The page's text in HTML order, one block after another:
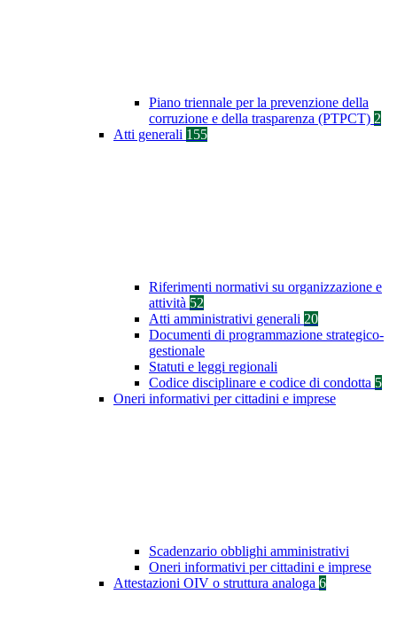
Piano triennale per la prevenzione della
corruzione e della trasparenza (PTPCT) 2
Atti generali 155
Riferimenti normativi su organizzazione e
attività 52
Atti amministrativi generali 20
Documenti di programmazione strategico-
gestionale
Statuti e leggi regionali
Codice disciplinare e codice di condotta 5
Oneri informativi per cittadini e imprese
Scadenzario obblighi amministrativi
Oneri informativi per cittadini e imprese
Attestazioni OIV o struttura analoga 6